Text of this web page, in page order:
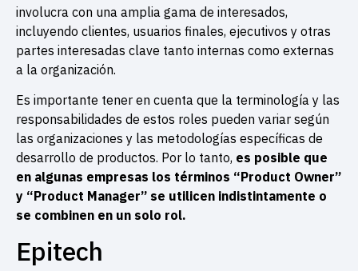
involucra con una amplia gama de interesados,
incluyendo clientes, usuarios finales, ejecutivos y otras
partes interesadas clave tanto internas como externas
a la organización.
Es importante tener en cuenta que la terminología y las
responsabilidades de estos roles pueden variar según
las organizaciones y las metodologías específicas de
desarrollo de productos. Por lo tanto, es posible que
en algunas empresas los términos “Product Owner”
y “Product Manager” se utilicen indistintamente o
se combinen en un solo rol.
Epitech